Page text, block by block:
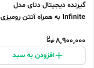
گیرنده دیجیتال دنای مدل
Infinite به همراه آتتن رومیزی
8,900,000
افزودن به سبد